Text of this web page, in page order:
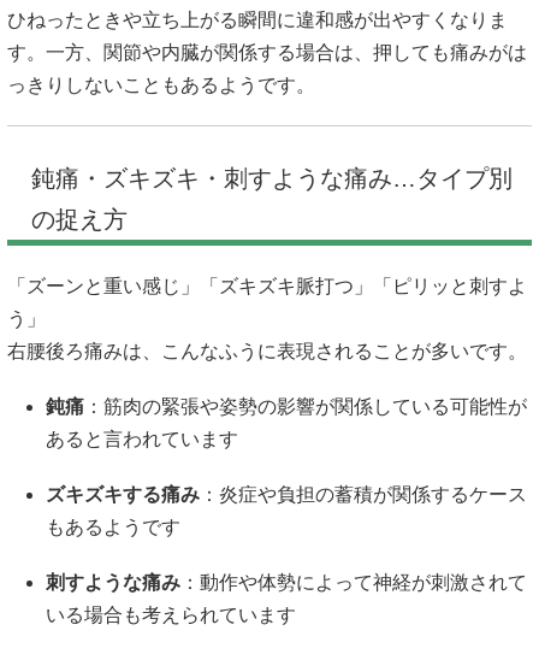
ひねったときや立ち上がる瞬間に違和感が出やすくなりま
す。一方、関節や内臓が関係する場合は、押しても痛みがは
っきりしないこともあるようです。
鈍痛・ズキズキ・刺すような痛み…タイプ別
の捉え方
「ズーンと重い感じ」「ズキズキ脈打つ」「ピリッと刺すよ
う」
右腰後ろ痛みは、こんなふうに表現されることが多いです。
鈍痛 ：筋肉の緊張や姿勢の影響が関係している可能性が
あると言われています
ズキズキする痛み ：炎症や負担の蓄積が関係するケース
もあるようです
刺すような痛み ：動作や体勢によって神経が刺激されて
いる場合も考えられています